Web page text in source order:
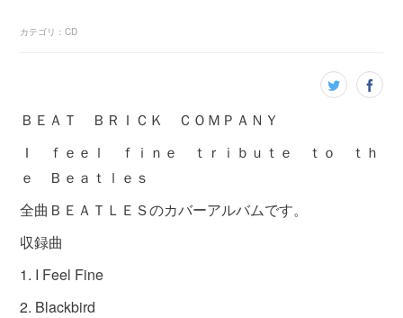
カテゴリ ：CD
ＢＥＡＴ ＢＲＩＣＫ ＣＯＭＰＡＮＹ
Ｉ ｆｅｅｌ ｆｉｎｅ ｔｒｉｂｕｔｅ ｔｏ ｔｈ
ｅ Ｂｅａｔｌｅｓ
全曲ＢＥＡＴＬＥＳのカバーアルバムです。
収録曲
1. I Feel Fine
2. Blackbird